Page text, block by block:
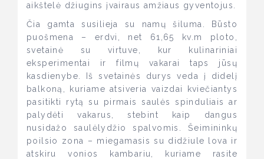
aikštelė džiugins įvairaus amžiaus gyventojus.
Čia gamta susilieja su namų šiluma. Būsto
puošmena – erdvi, net 61,65 kv.m ploto,
svetainė su virtuve, kur kulinariniai
eksperimentai ir filmų vakarai taps jūsų
kasdienybe. Iš svetainės durys veda į didelį
balkoną, kuriame atsiveria vaizdai kviečiantys
pasitikti rytą su pirmais saulės spinduliais ar
palydėti vakarus, stebint kaip dangus
nusidažo saulėlydžio spalvomis. Šeimininkų
poilsio zona – miegamasis su didžiule lova ir
atskiru vonios kambariu, kuriame rasite